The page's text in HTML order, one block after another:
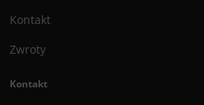
Kontakt
Zwroty
Kontakt